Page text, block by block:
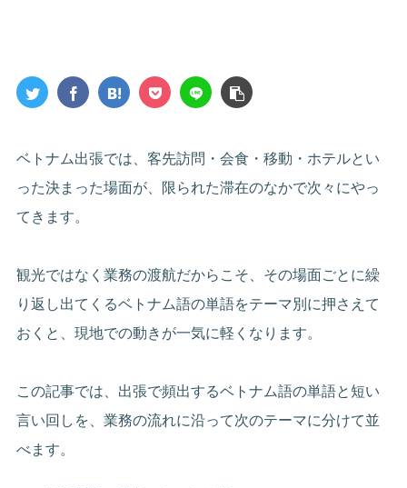
ベトナム出張では、客先訪問・会食・移動・ホテルとい
った決まった場面が、限られた滞在のなかで次々にやっ
てきます。
観光ではなく業務の渡航だからこそ、その場面ごとに繰
り返し出てくるベトナム語の単語をテーマ別に押さえて
おくと、現地での動きが一気に軽くなります。
この記事では、出張で頻出するベトナム語の単語と短い
言い回しを、業務の流れに沿って次のテーマに分けて並
べます。